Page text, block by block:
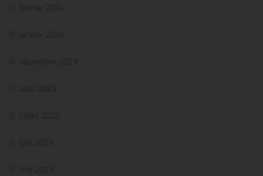
février 2024
janvier 2024
décembre 2023
août 2023
juillet 2023
juin 2023
mai 2023